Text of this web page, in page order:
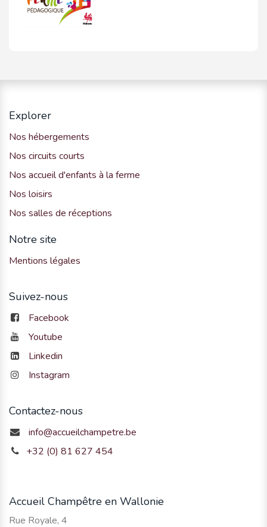
Explorer
Nos hébergements
Nos circuits courts
Nos accueil d'enfants à la ferme
Nos loisirs
Nos salles de réceptions
Notre site
Mentions légales
Suivez-nous
Facebook
Youtube
Linkedin
Instagram
Contactez-nous
info@accueilchampetre.be
+32 (0) 81 627 454
Accueil Champêtre en Wallonie
Rue Royale, 4